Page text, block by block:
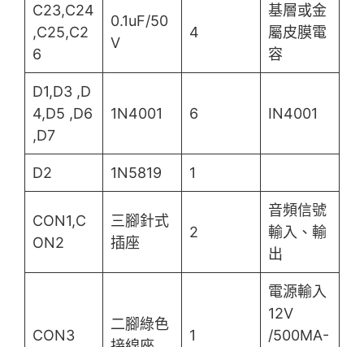
C23,C24
,C25,C2
6
0.1uF/50
V
4
基層或金
屬皮膜電
容
D1,D3 ,D
4,D5 ,D6
,D7
1N4001 6 IN4001
D2 1N5819 1
CON1,C
ON2
三腳針式
插座
2
音頻信號
輸入、輸
出
CON3
二腳綠色
1
電源輸入
12V
/500MA-